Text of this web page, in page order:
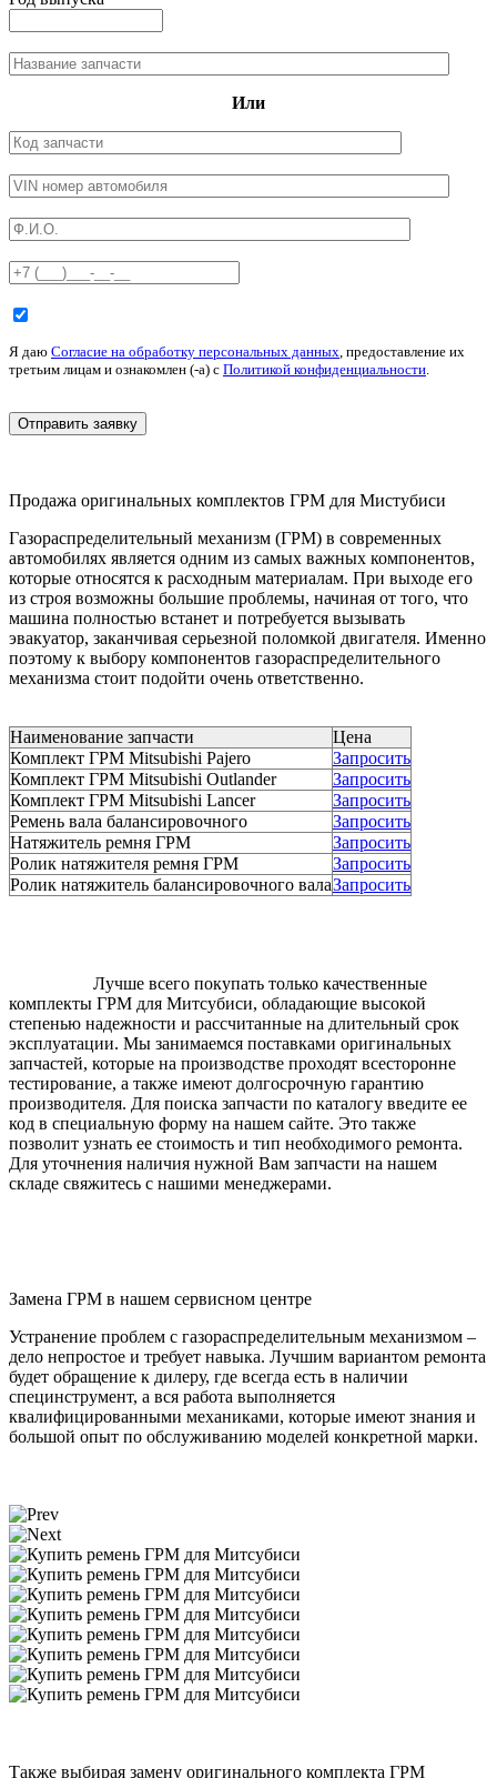
Или
Я даю Согласие на обработку персональных данных , предоставление их
третьим лицам и ознакомлен (-а) c Политикой конфиденциальности
Продажа оригинальных комплектов ГРМ для Мистубиси
Газораспределительный механизм (ГРМ) в современных
автомобилях является одним из самых важных компонентов,
которые относятся к расходным материалам. При выходе его
из строя возможны большие проблемы, начиная от того, что
машина полностью встанет и потребуется вызывать
эвакуатор, заканчивая серьезной поломкой двигателя. Именно
поэтому к выбору компонентов газораспределительного
механизма стоит подойти очень ответственно.
Наименование запчасти
Цена
Комплект ГРМ Mitsubishi Pajero
Запросить
Комплект ГРМ Mitsubishi Outlander
Запросить
Комплект ГРМ Mitsubishi Lancer
Запросить
Ремень вала балансировочного
Запросить
Натяжитель ремня ГРМ
Запросить
Ролик натяжителя ремня ГРМ
Запросить
Ролик натяжитель балансировочного валаЗапросить
Лучше всего покупать только качественные
комплекты ГРМ для Митсубиси, обладающие высокой
степенью надежности и рассчитанные на длительный срок
эксплуатации. Мы занимаемся поставками оригинальных
запчастей, которые на производстве проходят всесторонне
тестирование, а также имеют долгосрочную гарантию
производителя. Для поиска запчасти по каталогу введите ее
код в специальную форму на нашем сайте. Это также
позволит узнать ее стоимость и тип необходимого ремонта.
Для уточнения наличия нужной Вам запчасти на нашем
складе свяжитесь с нашими менеджерами.
Замена ГРМ в нашем сервисном центре
Устранение проблем с газораспределительным механизмом –
дело непростое и требует навыка. Лучшим вариантом ремонта
будет обращение к дилеру, где всегда есть в наличии
специнструмент, а вся работа выполняется
квалифицированными механиками, которые имеют знания и
большой опыт по обслуживанию моделей конкретной марки.
Также выбирая замену оригинального комплекта ГРМ